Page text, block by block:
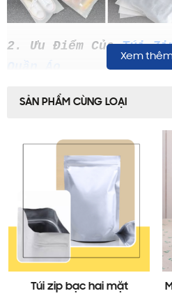
2. Ưu Điểm CủaTúi
Quần Áo
2.1. Bảo Quản Quần Áo
Giữ quần áo luôn
2.2. Tiết Kiệm Diện
Túi zip giúp nén
không gian lưu
Phù hợp với những
tủ quần áo, vali
2.3. Chất Liệu Bền Bỉ
Được làm từ nhựa
Xem
SẢN PHẨM CÙNG LOẠI
Túi zip bạc hai mặt